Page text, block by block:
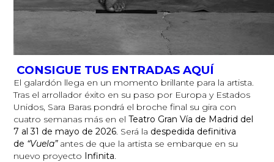
CONSIGUE TUS ENTRADAS AQUÍ
El galardón llega en un momento brillante para la artista.
Tras el arrollador éxito en su paso por Europa y Estados
Unidos, Sara Baras pondrá el broche final su gira con
cuatro semanas más en elTeatro Gran Vía de Madrid del
7 al 31 de mayo de 2026 . Será la despedida definitiva
de “Vuela”antes de que la artista se embarque en su
nuevo proyecto Infinita